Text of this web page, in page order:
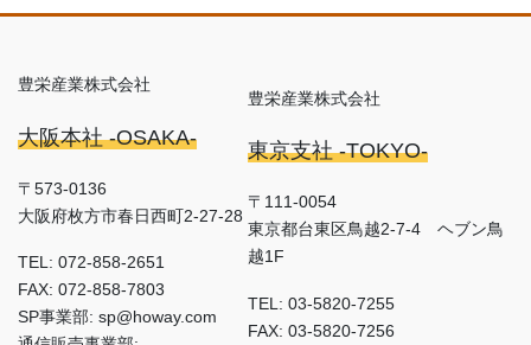
豊栄産業株式会社
大阪本社 -OSAKA-
〒573-0136
大阪府枚方市春日西町2-27-28
TEL: 072-858-2651
FAX: 072-858-7803
SP事業部: sp@howay.com
豊栄産業株式会社
東京支社 -TOKYO-
〒111-0054
東京都台東区鳥越2-7-4 ヘブン鳥
越1F
TEL: 03-5820-7255
FAX: 03-5820-7256